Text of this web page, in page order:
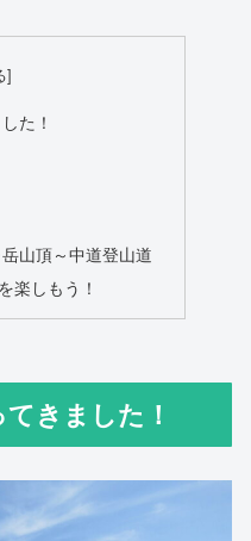
た！
山頂～中道登山道
楽しもう！
きました！